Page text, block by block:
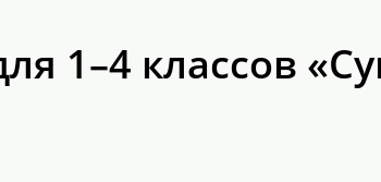
1–4 классов